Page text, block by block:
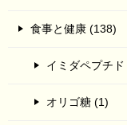
食事と健康 (138)
イミダペプチド
オリゴ糖 (1)